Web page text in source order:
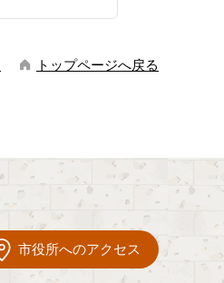
トップページへ戻る
市役所へのアクセス